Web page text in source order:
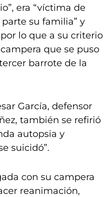
era “víctima de
su familia” y
lo que a su criterio
que se puso
barrote de la
García, defensor
también se refirió
autopsia y
suicidó”.
con su campera
reanimación,